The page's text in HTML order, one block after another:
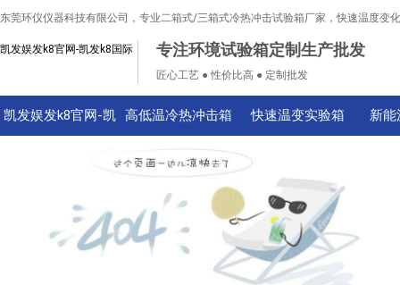
东莞环仪仪器科技有限公司，专业二箱式/三箱式冷热冲击试验箱厂家，快速温度变
凯发娱发k8官网-凯发k8国际 专注环境试验箱定制生产批发
匠心工艺 ● 性价比高 ● 定制批发
凯发娱发k8官网-凯 高低温冷热冲击箱 快速温变实验箱 新